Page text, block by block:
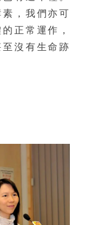
，我們亦可
正常運作，
沒有生命跡